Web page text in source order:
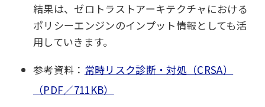
結果は、ゼロトラストアーキテクチャにおける
ポリシーエンジンのインプット情報としても活
用していきます。
参考資料： 常時リスク診断・対処（CRSA）
（PDF／711KB）